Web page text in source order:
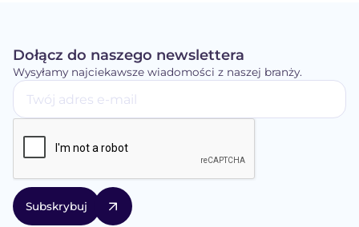
Dołącz do naszego newslettera
Wysyłamy najciekawsze wiadomości z naszej branży.